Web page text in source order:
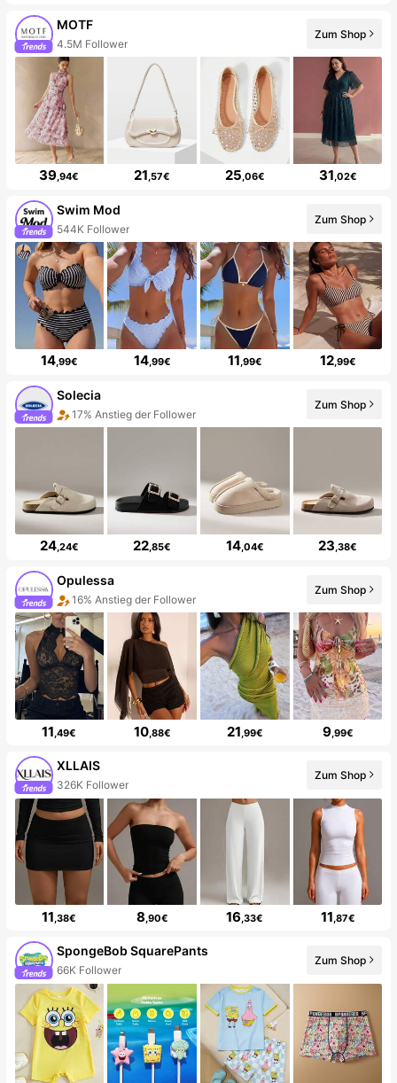
MOTF
4.5M Follower
Zum Shop
39,94€ 21,57€ 25,06€ 31,02€
Swim Mod
544K Follower
Zum Shop
14,99€ 14,99€ 11,99€ 12,99€
Solecia
17% Anstieg der Follower
Zum Shop
24,24€ 22,85€ 14,04€ 23,38€
Opulessa
16% Anstieg der Follower
Zum Shop
11 ,49€ 10,88€ 21 ,99€ 9,99€
XLLAIS
326K Follower
Zum Shop
11 ,38€ 8 ,90€ 16 ,33€ 11 ,87€
SpongeBob SquarePants
66K Follower
Zum Shop